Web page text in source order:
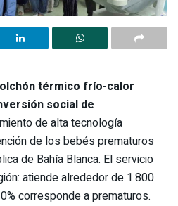
térmico frío-calor
social de
de alta tecnología
de los bebés prematuros
de Bahía Blanca. El servicio
atiende alrededor de 1.800
corresponde a prematuros.